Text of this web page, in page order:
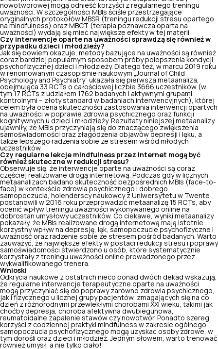
nowotworowej mogą odnieść korzyści z regularnego treningu
uważności. W szczególności MBIs ściśle przestrzegające
oryginalnych protokołów MBSR (treningu redukcji stresu opartego
na mindfulness) oraz MBCT (terapia poznawcza oparta na
uważności) wydają się mieć największe efekty w tej materii.
Czy interwencje oparte na uważności sprawdzą się również w
przypadku dzieci i młodzieży?
Jak się bowiem okazuje, metody bazujące na uważności są również
coraz bardziej popularnym sposobem próby polepszenia kondycji
psychofizycznej dzieci i młodzieży. Dlatego też, w marcu 2019 roku
w renomowanym czasopiśmie naukowym „Journal of Child
Psychology and Psychiatry” ukazała się pierwsza metaanaliza,
obejmująca 33 RCTs o całościowej liczbie 3666 uczestników (w
tym 17 RCTs z udziałem 1762 badanych i aktywnymi grupami
kontrolnymi – złoty standard w badaniach interwencyjnych), której
celem była ocena skuteczności zastosowania interwencji opartych
na uważności w poprawie zdrowia psychicznego oraz funkcji
kognitywnych u dzieci i młodzieży. Rezultaty niniejszej metaanalizy
ujawniły, że MBIs przyczyniają się do znaczącego zwiększenia
samoświadomości oraz złagodzenia objawów depresji i lęku, a
także lepszego radzenia sobie ze stresem wśród młodych
uczestników.
Czy regularne lekcje mindfulness przez Internet mogą być
również skuteczne w redukcji stresu?
Obserwuje się, że interwencje oparte na uważności są coraz
częściej realizowane drogą internetową. Podczas gdy w licznych
metaanalizach badano skuteczność bezpośrednich MBIs (face-to-
face) w kontekście zdrowia psychicznego i dobrego
samopoczucia, holenderscy naukowcy z Uniwersytetu w Twente
postanowili w 2016 roku przeprowadzić metaanalizę 15 RCTs, aby
ocenić wpływ treningu uważności wykonywanego online na
dobrostan umysłowy uczestników. Co ciekawe, wyniki metaanalizy
pokazały, że MBIs realizowane drogą internetową mają istotnie
korzystny wpływ na depresję, lęk, samopoczucie psychofizyczne i
uważność oraz radzenie sobie ze stresem pośród badanych. Warto
zauważyć, że największe efekty w postaci redukcji stresu i poprawy
samoświadomości stwierdzono u osób, które systematycznie
korzystały z treningu uważności online prowadzonego przez
wykwalifikowanego trenera.
Wnioski
Odkrycia naukowe z ostatnich nieco ponad dwóch dekad wskazują,
że regularne interwencje terapeutyczne oparte na uważności
mogą przyczyniać się do poprawy zarówno zdrowia psychicznego,
jak i fizycznego u licznej grupy pacjentów, zmagających się na co
dzień z różnorodnymi przewlekłymi chorobami XXI wieku, takimi jak
choćby depresja , choroba afektywna dwubiegunowa,
reumatoidalne zapalenie stawów czy nowotwór. Ponadto szereg
korzyści z codziennej praktyki mindfulness w zakresie ogólnego
samopoczucia psychofizycznego mogą uzyskać osoby zdrowe, w
tym dorośli oraz dzieci i młodzież. Jednym słowem, warto trenować
również umysł, a nie tylko ciało!